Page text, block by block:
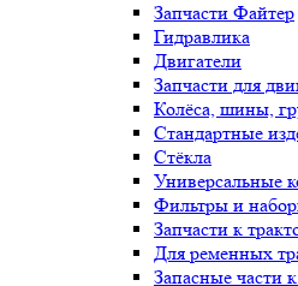
Запчасти Файтер
Гидравлика
Двигатели
Запчасти для
Колёса, шины,
Стандартные
Стёкла
Универсальные
Фильтры и
Запчасти к
Для ременных
Запасные части